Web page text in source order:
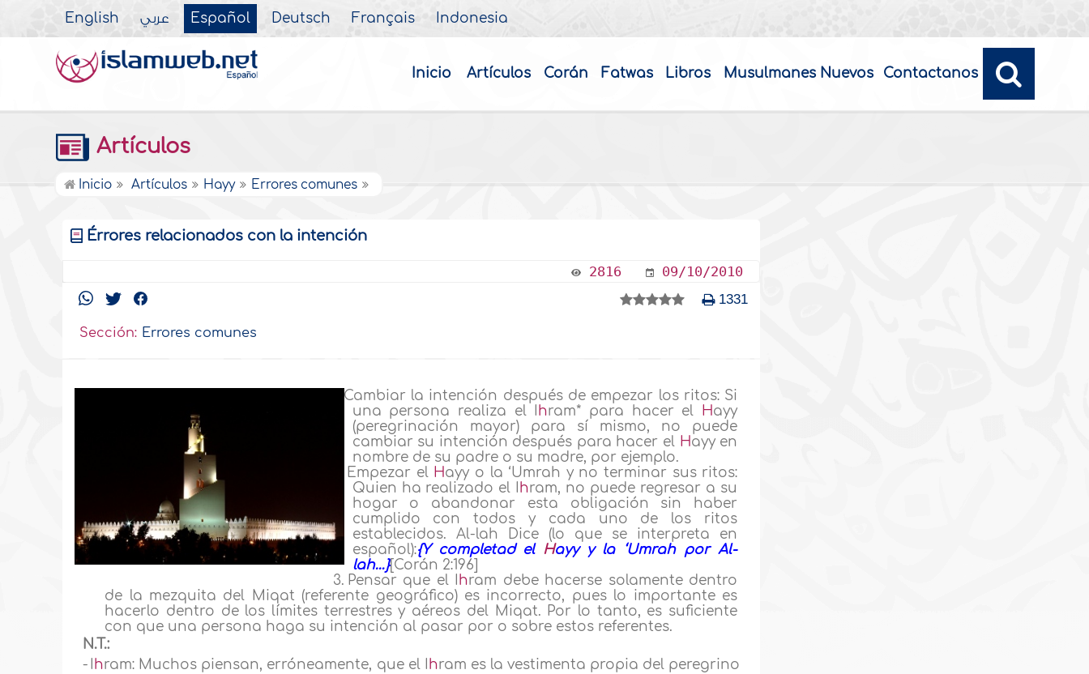
English عربي Español Deutsch Français Indonesia
Inicio Artículos Corán Fatwas Libros Musulmanes Nuevos Contactanos
Artículos
Inicio Artículos Hayy Errores comunes
Érrores relacionados con la intención
2816 09/10/2010
1331
Sección: Errores comunes
Cambiar la intención después de empezar los ritos: Si
una persona realiza el I hram* para hacer el Hayy
(peregrinación mayor) para sí mismo, no puede
cambiar su intención después para hacer el Hayy en
nombre de su padre o su madre, por ejemplo.
Empezar el Hayy o la ‘Umrah y no terminar sus ritos:
Quien ha realizado el I hram, no puede regresar a su
hogar o abandonar esta obligación sin haber
cumplido con todos y cada uno de los ritos
establecidos. Al-lah Dice (lo que se interpreta en
español):{Y completad el Hayy y la ‘Umrah por Al-
lah…}[Corán 2:196]
3. Pensar que el I hram debe hacerse solamente dentro
de la mezquita del Miqat (referente geográfico) es incorrecto, pues lo importante es
hacerlo dentro de los límites terrestres y aéreos del Miqat. Por lo tanto, es suficiente
con que una persona haga su intención al pasar por o sobre estos referentes.
N.T.:
- hram: Muchos piensan, erróneamente, que el I hram es la vestimenta propia del peregrino